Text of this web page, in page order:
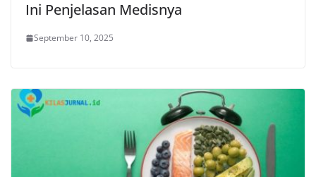
Ini Penjelasan Medisnya
September 10, 2025